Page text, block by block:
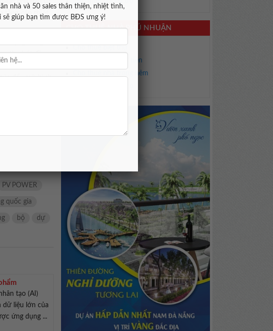
nhà và 50 sales thân thiện, nhiệt tình,
sẽ giúp bạn tìm được BĐS ưng ý!
tầng cần thiết
dụng công
thu hút đầu
tái khẳng
đẩy mô hình
năng
#khởi
PV POWER
quốc gia
bộ dự
tạo (AI)
dữ liệu lớn của
ứng dụng ...
CHO THUÊ NHÀ PHÚ NHUẬN
Cho thuê nhà mặt tiền
Cho thuê nhà trong hẻm